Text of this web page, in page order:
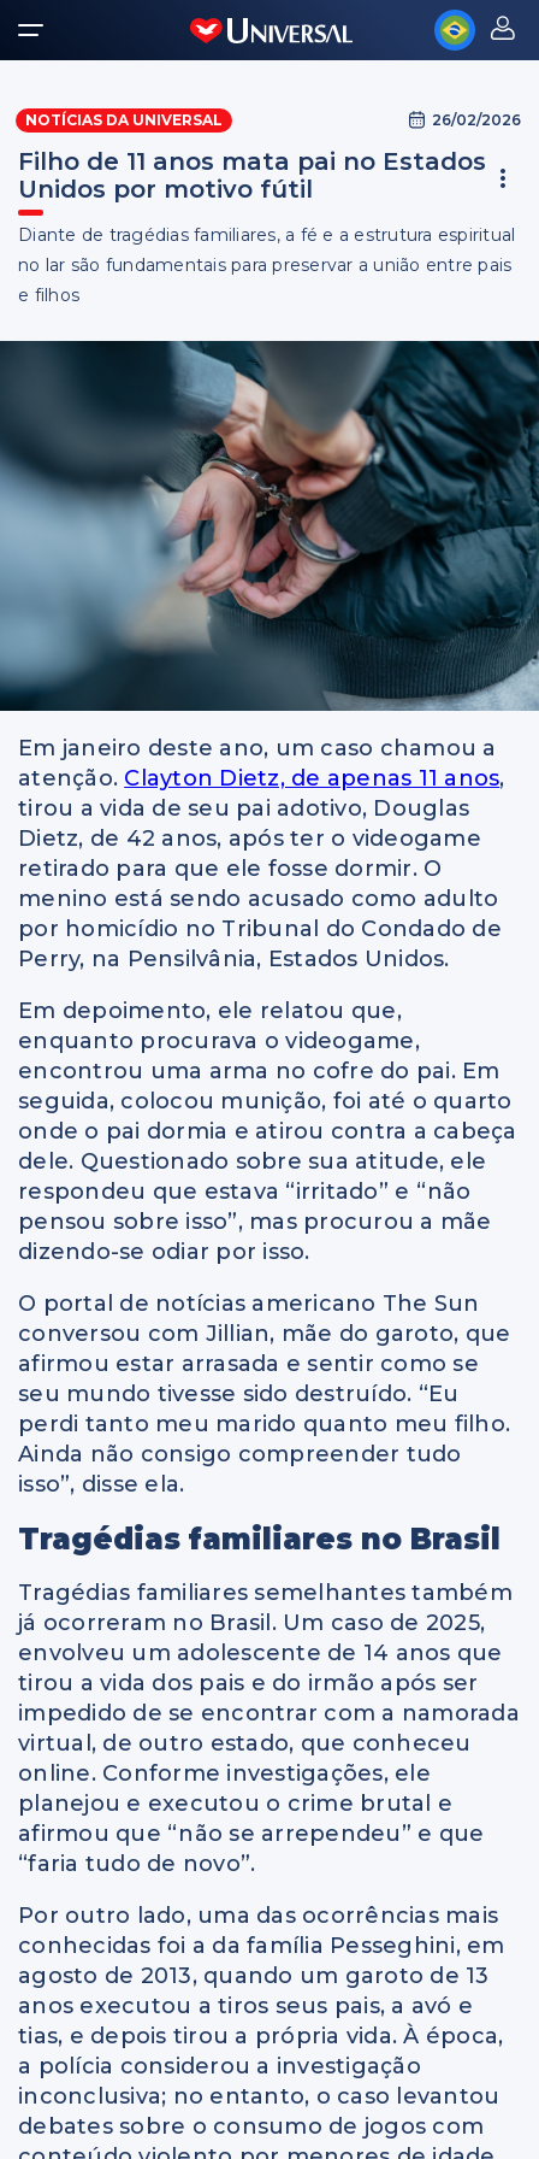
NOTÍCIAS DA UNIVERSAL 26/02/2026
Filho de 11 anos mata pai no Estados
Unidos por motivo fútil
Diante de tragédias familiares, a fé e a estrutura espiritual
no lar são fundamentais para preservar a união entre pais
e filhos
Em janeiro deste ano, um caso chamou a
atenção. Clayton Dietz, de apenas 11 anos,
tirou a vida de seu pai adotivo, Douglas
Dietz, de 42 anos, após ter o videogame
retirado para que ele fosse dormir. O
menino está sendo acusado como adulto
por homicídio no Tribunal do Condado de
Perry, na Pensilvânia, Estados Unidos.
Em depoimento, ele relatou que,
enquanto procurava o videogame,
encontrou uma arma no cofre do pai. Em
seguida, colocou munição, foi até o quarto
onde o pai dormia e atirou contra a cabeça
dele. Questionado sobre sua atitude, ele
respondeu que estava “irritado” e “não
pensou sobre isso”, mas procurou a mãe
dizendo-se odiar por isso.
O portal de notícias americano The Sun
conversou com Jillian, mãe do garoto, que
afirmou estar arrasada e sentir como se
seu mundo tivesse sido destruído. “Eu
perdi tanto meu marido quanto meu filho.
Ainda não consigo compreender tudo
isso”, disse ela.
Tragédias familiares no Brasil
Tragédias familiares semelhantes também
já ocorreram no Brasil. Um caso de 2025,
envolveu um adolescente de 14 anos que
tirou a vida dos pais e do irmão após ser
impedido de se encontrar com a namorada
virtual, de outro estado, que conheceu
online. Conforme investigações, ele
planejou e executou o crime brutal e
afirmou que “não se arrependeu” e que
“faria tudo de novo”.
Por outro lado, uma das ocorrências mais
conhecidas foi a da família Pesseghini, em
agosto de 2013, quando um garoto de 13
anos executou a tiros seus pais, a avó e
tias, e depois tirou a própria vida. À época,
a polícia considerou a investigação
inconclusiva; no entanto, o caso levantou
debates sobre o consumo de jogos com